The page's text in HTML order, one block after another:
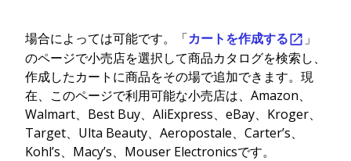
場合によっては可能です。「カートを作成する
」
のページで小売店を選択して商品カタログを検索し、
作成したカートに商品をその場で追加できます。現
在、このページで利用可能な小売店は、Amazon、
Walmart、Best Buy、AliExpress、eBay、Kroger、
Target、Ulta Beauty、Aeropostale、Carter’s、
Kohl’s、Macy’s、Mouser Electronicsです。